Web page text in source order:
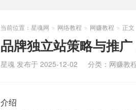
当前位置： 星魂网 > 网络教程 > 网赚教程 > 正文
品牌独立站策略与推
星魂 发布于 2025-12-02 分类： 网赚教
介绍